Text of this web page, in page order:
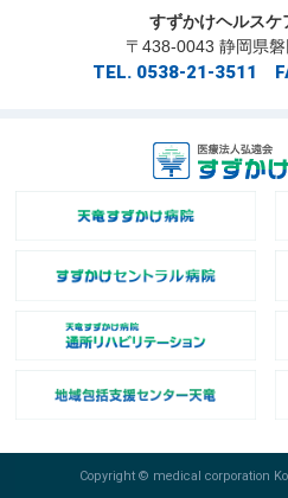
すずかけヘルスケ
〒438-0043 静岡県
TEL. 0538-21-3511
Copyright © medical corporation